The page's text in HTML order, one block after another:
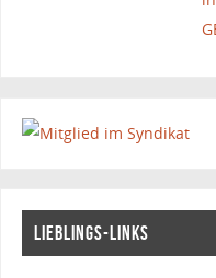
LIEBLINGS-LINKS